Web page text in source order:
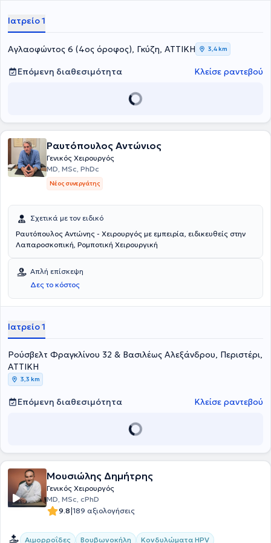
της Ελληνικής Εταιρείας Επούλωσης Τραύματος και Ελκών και
συμμετέχει σε πλήθος συνεδρίων στην Ελλάδα και το εξωτερικό,
προφορικές και αναρτημένες ανακοινώσεις.
Ιατρείο 1
Αγλαοφώντος 6 (4ος όροφος), Γκύζη, ΑΤΤΙΚΗ 3,4 km
Επόμενη διαθεσιμότητα Κλείσε ραντεβού
Ραυτόπουλος Αντώνιος
Γενικός Χειρουργός
MD, MSc, PhDc
Νέος συνεργάτης
Σχετικά με τον ειδικό
Ραυτόπουλος Αντώνης - Χειρουργός με εμπειρία, ειδικευθείς στην
Λαπαροσκοπική, Ρομποτική Χειρουργική
Απλή επίσκεψη
Δες το κόστος
Ιατρείο 1
Ρούσβελτ Φραγκλίνου 32 & Βασιλέως Αλεξάνδρου, Περιστέρι,
ΑΤΤΙΚΗ
3,3 km
Επόμενη διαθεσιμότητα Κλείσε ραντεβού
Μουσιώλης Δημήτρης
Γενικός Χειρουργός
MD, MSc, cPhD
9.8|189 αξιολογήσεις
Αιμορροΐδες Βουβωνοκήλη
Κονδυλώματα HPV